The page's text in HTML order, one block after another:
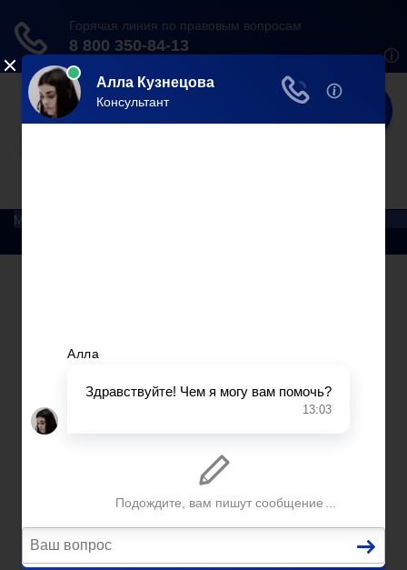
Юрист
Меню
Приватизация
Сопровождение сделок
Вопросы и ответы
Приватизация
Сопровождение сделок
Вопросы и ответы